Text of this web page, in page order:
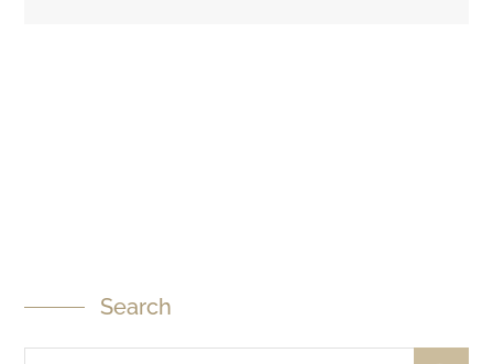
Search